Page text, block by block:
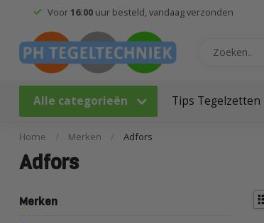
Voor16:00uur besteld, vandaag verzonden
Alle categorieën Tips Tegelzetten
Home / Merken / Adfors
Adfors
Merken